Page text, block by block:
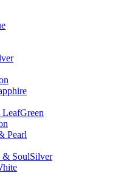
Pearl
& SoulSilver